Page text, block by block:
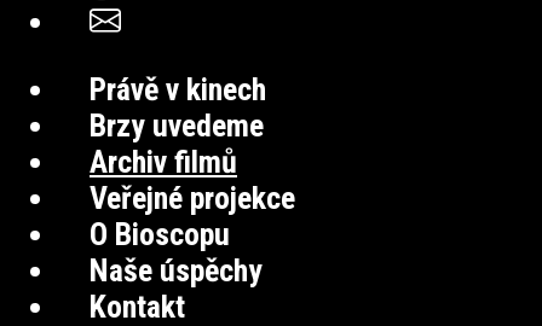
Právě v kinech
Brzy uvedeme
Archiv filmů
Veřejné projekce
O Bioscopu
Naše úspěchy
Kontakt